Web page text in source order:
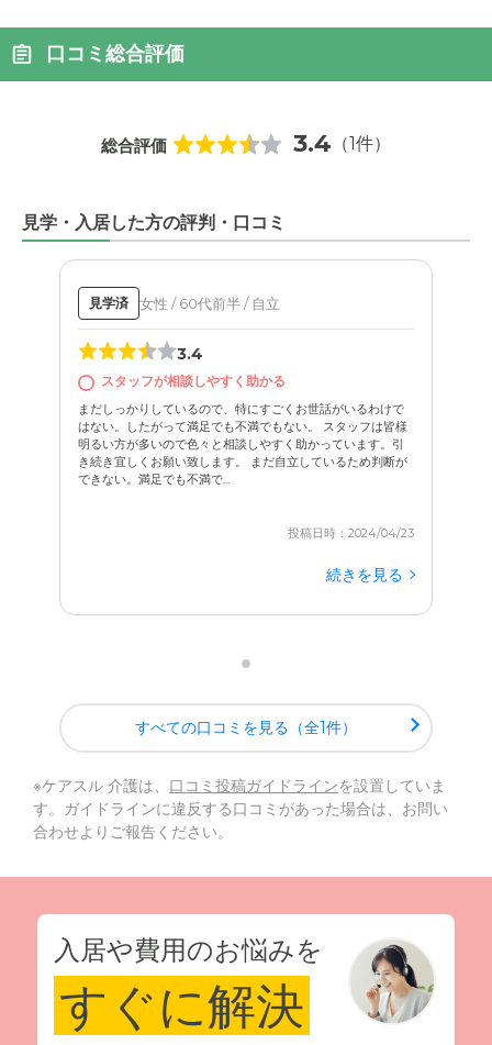
口コミ総合評価
総合評価 3.4 （1件）
見学・入居した方の評判・口コミ
見学済 女性 / 60代前半 / 自立
3.4
スタッフが相談しやすく助かる
まだしっかりしているので、特にすごくお世話がいるわけで
はない。したがって満足でも不満でもない。 スタッフは皆様
明るい方が多いので色々と相談しやすく助かっています。引
き続き宜しくお願い致します。 まだ自立しているため判断が
できない。満足でも不満で...
投稿日時：2024/04/23
続きを見る
すべての口コミを見る（全1件）
※ケアスル 介護は、 口コミ投稿ガイドラインを設置していま
す。ガイドラインに違反する口コミがあった場合は、お問い
合わせよりご報告ください。
入居や費用のお悩みを
すぐに解決